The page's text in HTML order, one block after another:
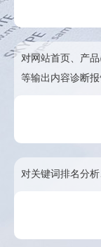
对网站首页、产
等输出内容诊断
对关键词排名分